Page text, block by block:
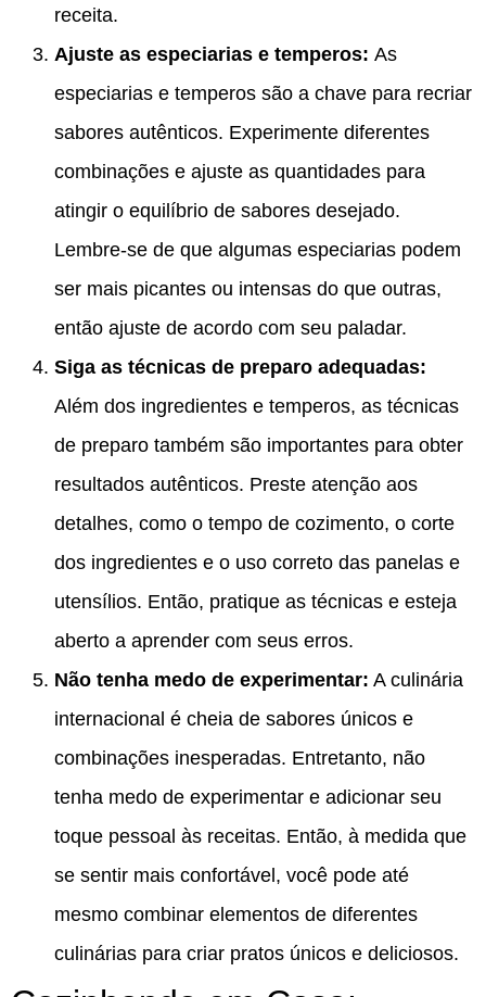
receita.
Ajuste as especiarias e temperos: As
especiarias e temperos são a chave para recriar
sabores autênticos. Experimente diferentes
combinações e ajuste as quantidades para
atingir o equilíbrio de sabores desejado.
Lembre-se de que algumas especiarias podem
ser mais picantes ou intensas do que outras,
então ajuste de acordo com seu paladar.
Siga as técnicas de preparo adequadas:
Além dos ingredientes e temperos, as técnicas
de preparo também são importantes para obter
resultados autênticos. Preste atenção aos
detalhes, como o tempo de cozimento, o corte
dos ingredientes e o uso correto das panelas e
utensílios. Então, pratique as técnicas e esteja
aberto a aprender com seus erros.
Não tenha medo de experimentar: A culinária
internacional é cheia de sabores únicos e
combinações inesperadas. Entretanto, não
tenha medo de experimentar e adicionar seu
toque pessoal às receitas. Então, à medida que
se sentir mais confortável, você pode até
mesmo combinar elementos de diferentes
culinárias para criar pratos únicos e deliciosos.